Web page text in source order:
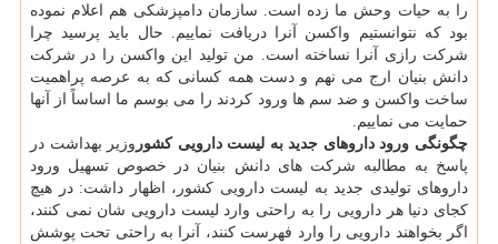
را به حیات وحش ما زده است. سازمان دامپزشكی هم اعلام نموده
بود كه نتوانستیم واكسن آنرا دریافت نماییم. حال باید پرسید چرا
شركت رازی آنرا نساخته است. من تولید این واكسن را در شركت
دانش بنیان ارج می نهم و دست همه كسانی كه به عرصه پراهمیت
ساخت واكسن و ضد سم ها ورود كردند را می بوسم ما اساساً از آنها
حمایت می نماییم.
چگونگی ورود داروهای جدید به لیست دارویی كشور وزیر بهداشت در
پاسخ به مطالبه شركت های دانش بنیان در خصوص تسهیل ورود
داروهای تولیدی جدید به لیست دارویی كشور، اظهار داشت: در هیچ
كجای دنیا هر دارویی را به راحتی وارد لیست دارویی شان نمی كنند،
اگر بخواهند دارویی را وارد فهرست كنند، آنرا به راحتی تحت پوشش